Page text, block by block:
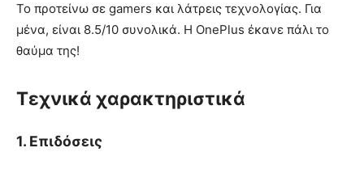
Το προτείνω σε gamers και λάτρεις τεχνολογίας. Για
μένα, είναι 8.5/10 συνολικά. Η OnePlus έκανε πάλι το
θαύμα της!
Τεχνικά χαρακτηριστικά
1. Επιδόσεις